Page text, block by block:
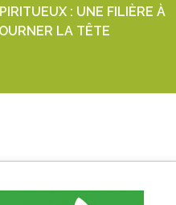
: UNE FILIÈRE À
LA TÊTE